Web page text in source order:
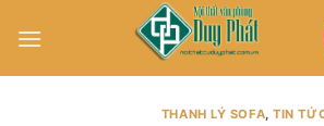
qua
THANH LÝ SOFA,TIN